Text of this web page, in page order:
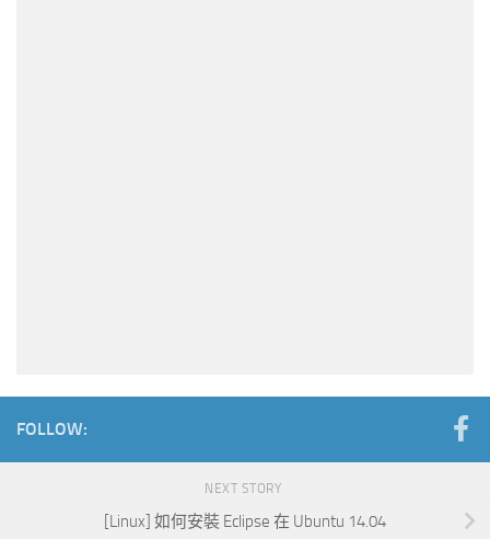
FOLLOW:
NEXT STORY
[Linux] 如何安裝 Eclipse 在 Ubuntu 14.04